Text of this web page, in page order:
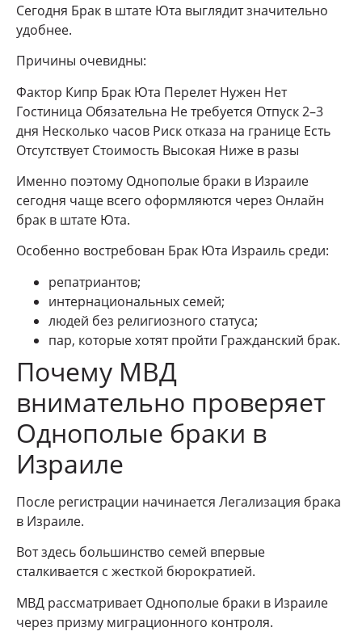
Сегодня Брак в штате Юта выглядит значительно
удобнее.
Причины очевидны:
Фактор Кипр Брак Юта Перелет Нужен Нет
Гостиница Обязательна Не требуется Отпуск 2–3
дня Несколько часов Риск отказа на границе Есть
Отсутствует Стоимость Высокая Ниже в разы
Именно поэтому Однополые браки в Израиле
сегодня чаще всего оформляются через Онлайн
брак в штате Юта.
Особенно востребован Брак Юта Израиль среди:
репатриантов;
интернациональных семей;
людей без религиозного статуса;
пар, которые хотят пройти Гражданский брак.
Почему МВД
внимательно проверяет
Однополые браки в
Израиле
После регистрации начинается Легализация брака
в Израиле.
Вот здесь большинство семей впервые
сталкивается с жесткой бюрократией.
МВД рассматривает Однополые браки в Израиле
через призму миграционного контроля.